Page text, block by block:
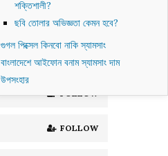
C
H
LIKE
FOLLOW
FOLLOW
FOLLOW
শক্তিশালী?
ছবি তোলার অভিজ্ঞতা কেমন হবে?
গুগল পিক্সেল কিনবো নাকি স্যামসাং
বাংলাদেশে আইফোন বনাম স্যামসাং দাম
উপসংহার